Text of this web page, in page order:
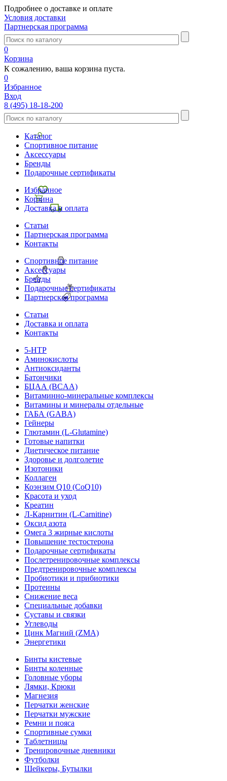
Подробнее о доставке и оплате
Условия доставки
Партнерская программа
0
Корзина
К сожалению, ваша корзина пуста.
0
Избранное
Вход
8 (495) 18-18-200
Каталог
Спортивное питание
Аксессуары
Бренды
Подарочные сертификаты
Избранное
Корзина
Доставка и оплата
Статьи
Партнерская программа
Контакты
Спортивное питание
Аксессуары
Бренды
Подарочные сертификаты
Партнерская программа
Статьи
Доставка и оплата
Контакты
5-HTP
Аминокислоты
Антиоксиданты
Батончики
БЦАА (BCAA)
Витаминно-минеральные комплексы
Витамины и минералы отдельные
ГАБА (GABA)
Гейнеры
Глютамин (L-Glutamine)
Готовые напитки
Диетическое питание
Здоровье и долголетие
Изотоники
Коллаген
Коэнзим Q10 (CoQ10)
Красота и уход
Креатин
Л-Карнитин (L-Сarnitine)
Оксид азота
Омега 3 жирные кислоты
Повышение тестостерона
Подарочные сертификаты
Послетренировочные комплексы
Предтренировочные комплексы
Пробиотики и прибиотики
Протеины
Снижение веса
Специальные добавки
Суставы и связки
Углеводы
Цинк Магний (ZMA)
Энергетики
Бинты кистевые
Бинты коленные
Головные уборы
Лямки, Крюки
Магнезия
Перчатки женские
Перчатки мужские
Ремни и пояса
Спортивные сумки
Таблетницы
Тренировочные дневники
Футболки
Шейкеры, Бутылки